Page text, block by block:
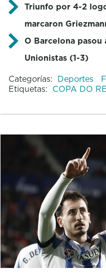
Triunfo por 4-2
marcaron
O Barcelona
Unionistas (1-3)
Categorías: Deportes
Etiquetas: COPA DO